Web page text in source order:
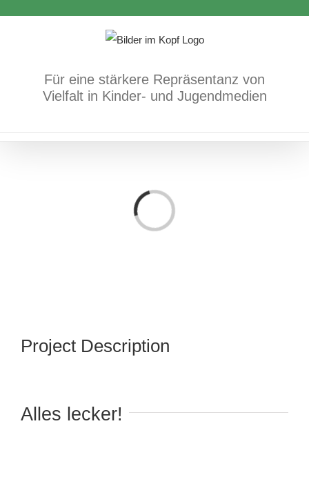
Für eine stärkere Repräsentanz von
Vielfalt in Kinder- und Jugendmedien
Loading...
Project Description
Alles lecker!